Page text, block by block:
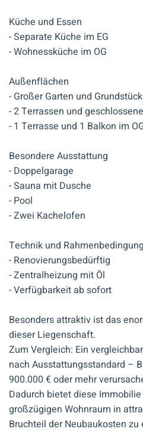
Küche und Essen
- Separate Küche im EG
- Wohnessküche im OG
Außenflächen
- Großer Garten und Grundstück
- 2 Terrassen und
- 1 Terrasse und 1 Balkon im
Besondere Ausstattung
- Doppelgarage
- Sauna mit Dusche
- Pool
- Zwei Kachelofen
Technik und
- Renovierungsbedürftig
- Zentralheizung mit Öl
- Verfügbarkeit ab sofort
Besonders attraktiv ist das
dieser Liegenschaft.
Zum Vergleich: Ein
nach Ausstattungsstandard –
900.000 € oder mehr
Dadurch bietet diese
großzügigen Wohnraum in
Bruchteil der Neubaukosten zu